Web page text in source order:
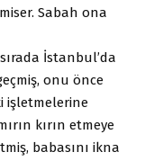
Sabah ona
İstanbul’da
onu önce
işletmelerine
kırın etmeye
babasını ikna